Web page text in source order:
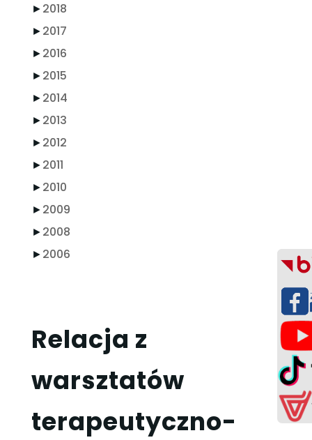
►2018
►2017
►2016
►2015
►2014
►2013
►2012
►2011
►2010
►2009
►2008
►2006
Relacja z
warsztatów
terapeutyczno-